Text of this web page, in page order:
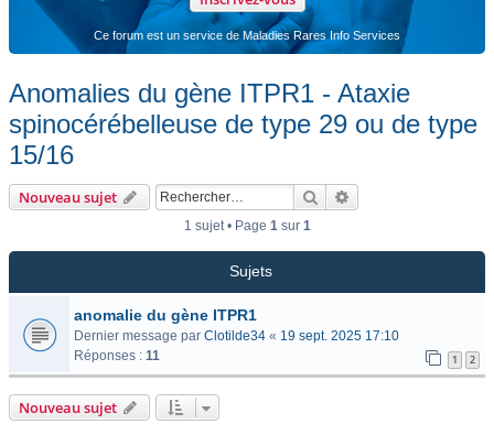
Ce forum est un service de Maladies Rares Info Services
Anomalies du gène ITPR1 - Ataxie
spinocérébelleuse de type 29 ou de type
15/16
Nouveau sujet Rechercher
1 sujet • Page 1sur 1
Sujets
anomalie du gène ITPR1
Dernier message par Clotilde34 « 19 sept. 2025 17:10
Réponses : 11 1 2
Nouveau sujet